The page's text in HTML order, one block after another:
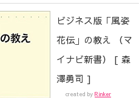
ビジネス版「風姿
花伝」の教え （マ
イナビ新書） [ 森
澤勇司 ]
created by Rinker